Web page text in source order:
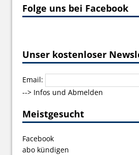
Folge uns bei Facebook
Unser kostenloser
Email:
--> Infos und Abmelden
Meistgesucht
Facebook
abo kündigen